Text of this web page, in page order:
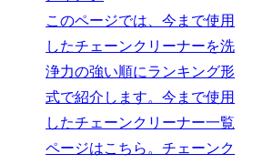
このページでは、今まで使用
したチェーンクリーナーを洗
浄力の強い順にランキング形
式で紹介します。今まで使用
したチェーンクリーナー一覧
ページはこちら。チェーンク